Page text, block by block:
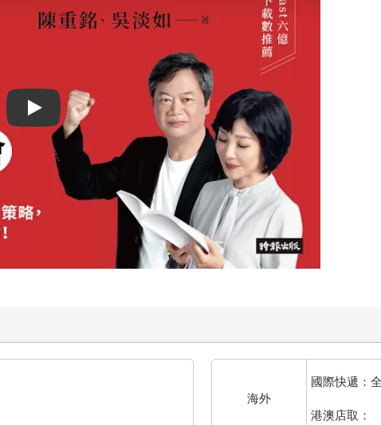
Play video
海外
國際快遞：
港澳店取：